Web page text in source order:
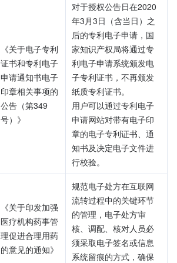
《关于电子专利
证书和专利电子
申请通知书电子
印章相关事项的
公告（第349
号）》
对于授权公告日在2020
年3月3日（含当日）之
后的专利电子申请，国
家知识产权局将通过专
利电子申请系统颁发电
子专利证书，不再颁发
纸质专利证书。
用户可以通过专利电子
申请网站对带有电子印
章的电子专利证书、通
知书及决定电子文件进
行校验。
《关于印发加强
医疗机构药事管
理促进合理用药
的意见的通知》
规范电子处方在互联网
流转过程中的关键环节
的管理，电子处方审
核、调配、核对人员必
须采取电子签名或信息
系统留痕的方式，确保